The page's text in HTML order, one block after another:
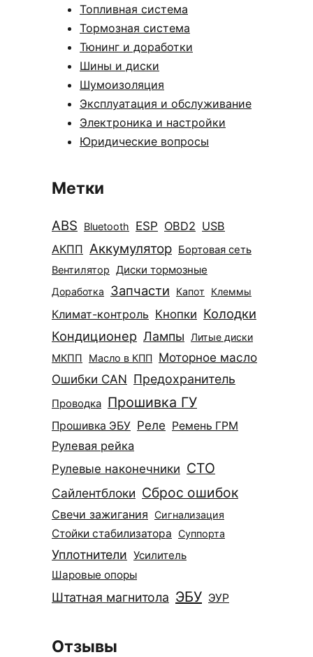
Топливная система
Тормозная система
Тюнинг и доработки
Шины и диски
Шумоизоляция
Эксплуатация и обслуживание
Электроника и настройки
Юридические вопросы
Метки
ABS Bluetooth ESP OBD2 USB
АКПП Аккумулятор Бортовая сеть
Вентилятор Диски тормозные
Доработка Запчасти Капот Клеммы
Климат-контроль Кнопки Колодки
Кондиционер Лампы Литые диски
МКПП Масло в КПП
Моторное масло
Ошибки CAN Предохранитель
Проводка Прошивка ГУ
Прошивка ЭБУ Реле Ремень ГРМ
Рулевая рейка
Рулевые наконечники СТО
Сайлентблоки Сброс ошибок
Свечи зажигания Сигнализация
Стойки стабилизатора Суппорта
Уплотнители Усилитель
Шаровые опоры
Штатная магнитола ЭБУ ЭУР
Отзывы